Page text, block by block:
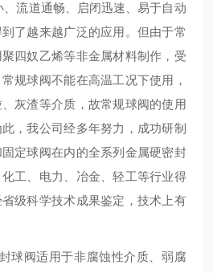
流道通畅、启闭迅速、易于自动
了越来越广泛的应用。但由于常
四奴乙烯等非金属材料制作，受
规球阀不能在高温工况下使用，
灰渣等介质，故常规球阀的使用
，我公司经多年努力，成功研制
定球阀在内的全系列金属硬密封
工、电力、冶金、轻工等行业得
级科学技术成果鉴定，技术上有
球阀适用于非腐蚀性介质、弱腐